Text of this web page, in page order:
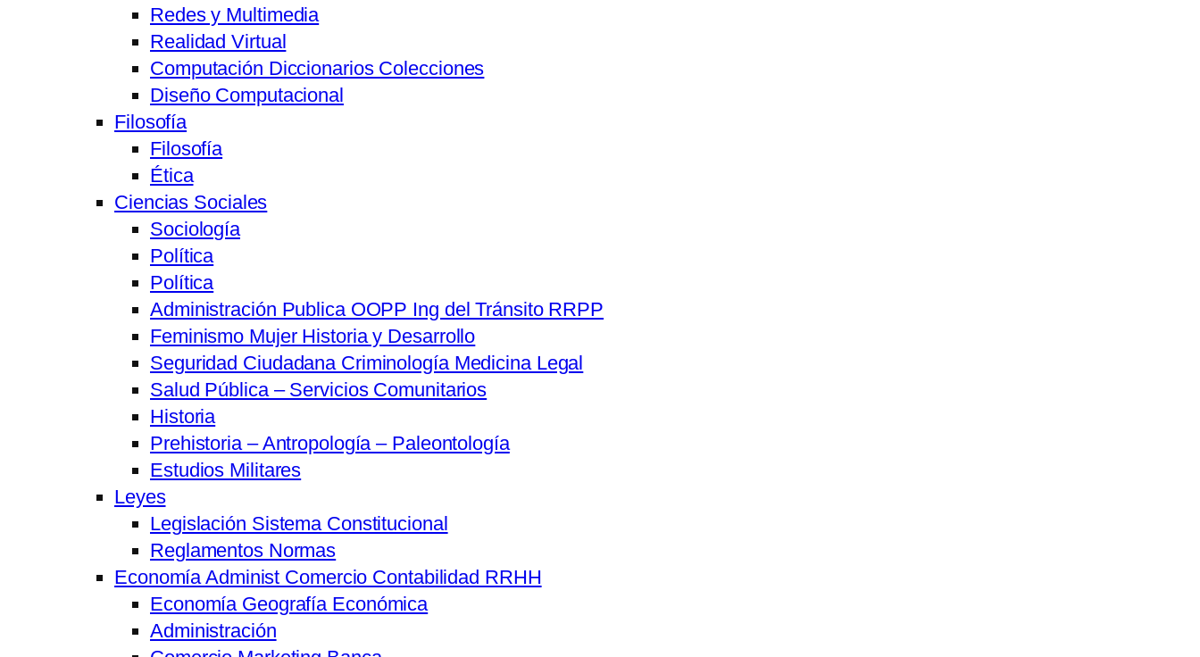
Redes y Multimedia
Realidad Virtual
Computación Diccionarios Colecciones
Diseño Computacional
Filosofía
Filosofía
Ética
Ciencias Sociales
Sociología
Política
Política
Administración Publica OOPP Ing del Tránsito RRPP
Feminismo Mujer Historia y Desarrollo
Seguridad Ciudadana Criminología Medicina Legal
Salud Pública – Servicios Comunitarios
Historia
Prehistoria – Antropología – Paleontología
Estudios Militares
Leyes
Legislación Sistema Constitucional
Reglamentos Normas
Economía Administ Comercio Contabilidad RRHH
Economía Geografía Económica
Administración